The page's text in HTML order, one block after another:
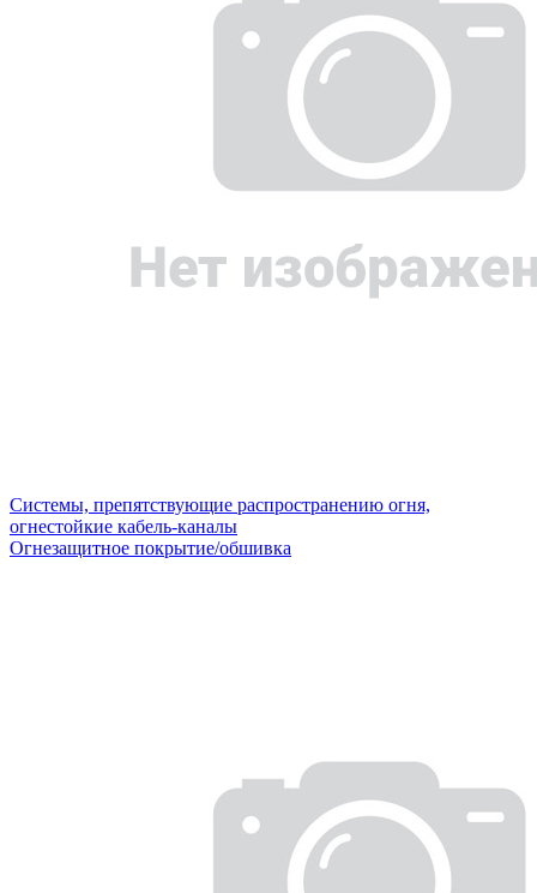
Системы, препятствующие распространению огня,
огнестойкие кабель-каналы
Огнезащитное покрытие/обшивка